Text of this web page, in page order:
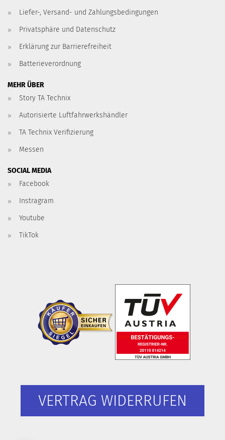
Liefer-, Versand- und Zahlungsbedingungen
Privatsphäre und Datenschutz
Erklärung zur Barrierefreiheit
Batterieverordnung
MEHR ÜBER
Story TA Technix
Autorisierte Luftfahrwerkshändler
TA Technix Verifizierung
Messen
SOCIAL MEDIA
Facebook
Instragram
Youtube
TikTok
VERTRAG WIDERRUFEN